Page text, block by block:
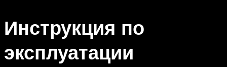
Инструкция по
эксплуатации